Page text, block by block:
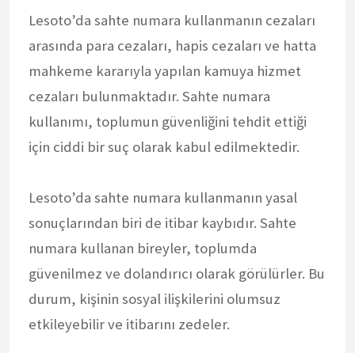
Lesoto’da sahte numara kullanmanın cezaları
arasında para cezaları, hapis cezaları ve hatta
mahkeme kararıyla yapılan kamuya hizmet
cezaları bulunmaktadır. Sahte numara
kullanımı, toplumun güvenliğini tehdit ettiği
için ciddi bir suç olarak kabul edilmektedir.
Lesoto’da sahte numara kullanmanın yasal
sonuçlarından biri de itibar kaybıdır. Sahte
numara kullanan bireyler, toplumda
güvenilmez ve dolandırıcı olarak görülürler. Bu
durum, kişinin sosyal ilişkilerini olumsuz
etkileyebilir ve itibarını zedeler.